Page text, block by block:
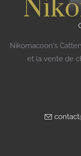
Nikomacoon's
et la vente de